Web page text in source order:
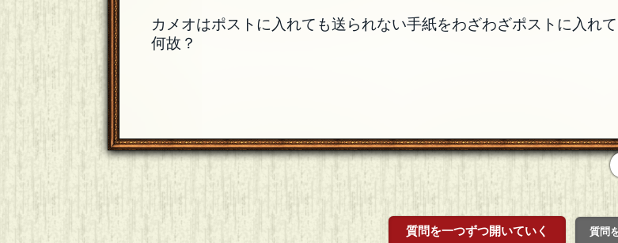
カメオはポストに入れても送られない手紙をわざわざポストに入れて
何故？
質問を一つずつ開いていく 質問